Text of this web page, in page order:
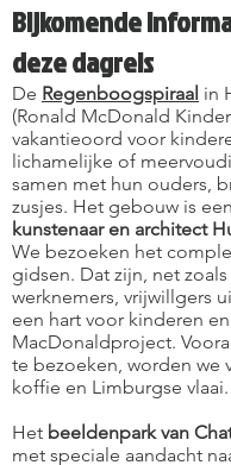
Bijkomende
deze dagreis
De Regenboogspiraal in
(Ronald McDonald
vakantieoord voor
lichamelijke of
samen met hun ouders,
zusjes. Het gebouw is
kunstenaar en architect
We bezoeken het
gidsen. Dat zijn, net zoals
werknemers, vrijwillgers
een hart voor kinderen
MacDonaldproject.
te bezoeken, worden we
koffie en Limburgse vlaai.
Het beeldenpark van
met speciale aandacht